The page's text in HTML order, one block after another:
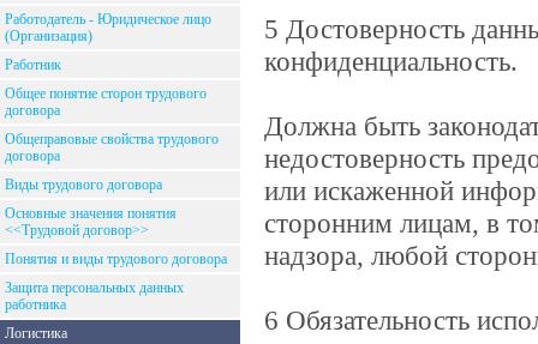
Работодатель - Юридическое лицо
(Организация)
Работник
Общее понятие сторон трудового
договора
Общеправовые свойства трудового
договора
Виды трудового договора
Основные значения понятия
<<Трудовой договор>>
Понятия и виды трудового договора
Защита персональных данных
работника
Логистика
5 Достоверность
конфиденциальность.
Должна быть
недостоверность
или искаженной
сторонним лицам, в
надзора, любой
6 Обязательность